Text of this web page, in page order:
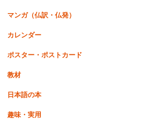
マンガ（仏訳・仏発）
カレンダー
ポスター・ポストカード
教材
日本語の本
趣味・実用